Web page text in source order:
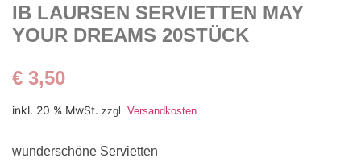
IB LAURSEN SERVIETTEN MAY
YOUR DREAMS 20STÜCK
€ 3,50
inkl. 20 % MwSt. zzgl. Versandkosten
wunderschöne Servietten